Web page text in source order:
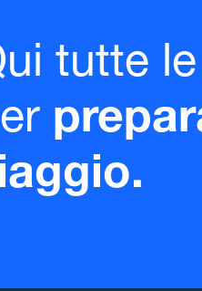
tutte